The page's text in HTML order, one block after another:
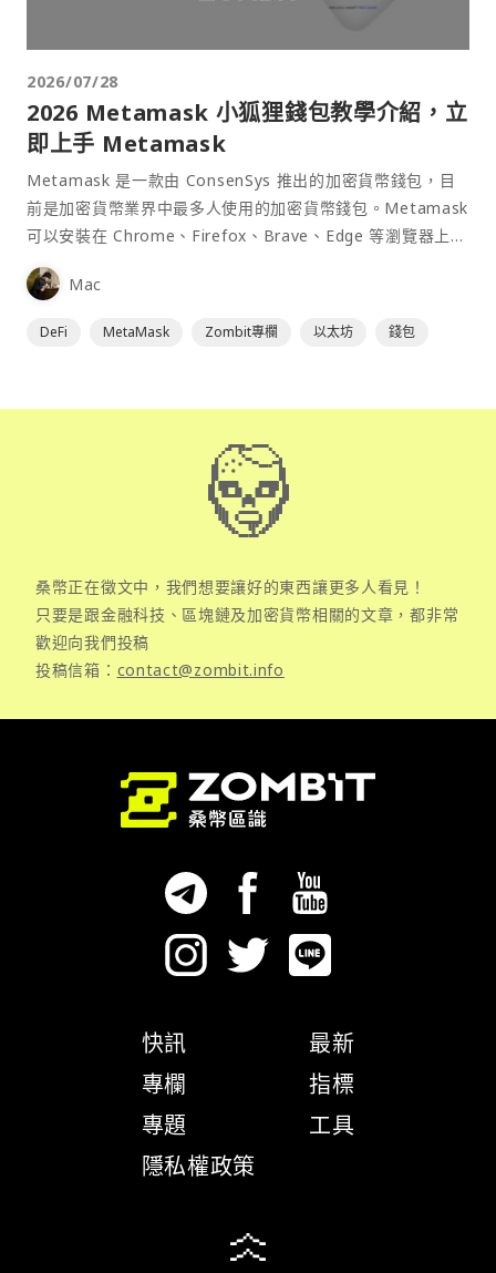
2026/07/28
2026 Metamask 小狐狸錢包教學介紹，立
即上手 Metamask
Metamask 是一款由 ConsenSys 推出的加密貨幣錢包，目
前是加密貨幣業界中最多人使用的加密貨幣錢包。Metamask
可以安裝在 Chrome、Firefox、Brave、Edge 等瀏覽器上作
為插件使用，具備許多功能且使用上非常方便。
Mac
DeFi MetaMask Zombit專欄 以太坊 錢包
桑幣正在徵文中，我們想要讓好的東西讓更多人看見！
只要是跟金融科技、區塊鏈及加密貨幣相關的文章，都非常
歡迎向我們投稿
投稿信箱： contact@zombit.info
快訊
專欄
專題
隱私權政策
最新
指標
工具